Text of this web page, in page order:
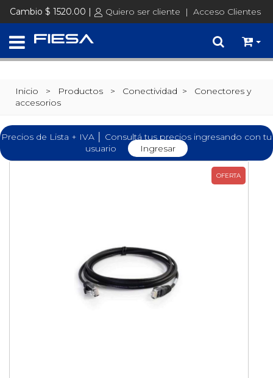
Cambio $ 1520.00 | Quiero ser cliente | Acceso Clientes
Inicio > Productos > Conectividad > Conectores y
accesorios
Precios de Lista + IVA │ Consultá tus precios ingresando con tu
usuario
Ingresar
OFERTA